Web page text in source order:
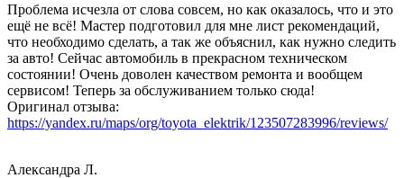
Проблема исчезла от слова совсем, но как оказалось, что и это
ещё не всё! Мастер подготовил для мне лист рекомендаций,
что необходимо сделать, а так же объяснил, как нужно следить
за авто! Сейчас автомобиль в прекрасном техническом
состоянии! Очень доволен качеством ремонта и вообщем
сервисом! Теперь за обслуживанием только сюда!
Оригинал отзыва:
https://yandex.ru/maps/org/toyota_elektrik/123507283996/reviews/
Александра Л.